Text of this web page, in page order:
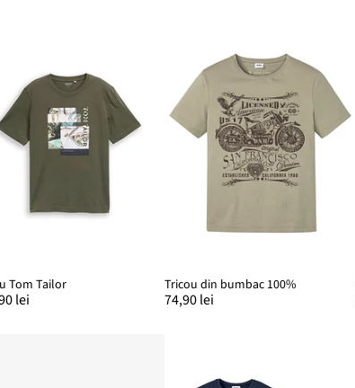
Tom Tailor
lei
Tricou din bumbac 100%
74,90 lei